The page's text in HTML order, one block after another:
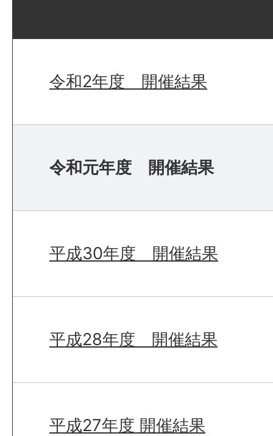
令和2年度 開催結果
令和元年度 開催結果
平成30年度 開催結果
平成28年度 開催結果
平成27年度 開催結果